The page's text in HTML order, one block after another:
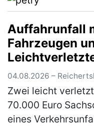
Auffahrunfall
Fahrzeugen
04.08.2026 –
Zwei leicht
70.000 Euro
eines